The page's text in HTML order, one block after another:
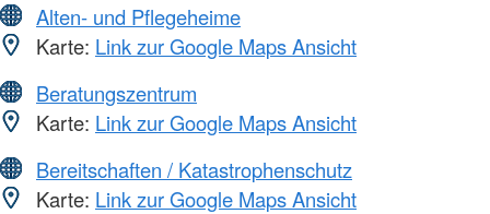
Alten- und Pflegeheime
Karte: Link zur Google Maps Ansicht
Beratungszentrum
Karte: Link zur Google Maps Ansicht
Bereitschaften / Katastrophenschutz
Karte: Link zur Google Maps Ansicht